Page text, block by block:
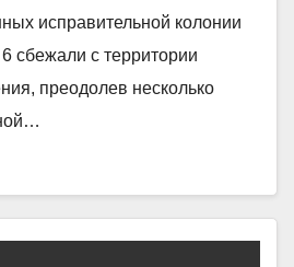
исправительной колонии
сбежали с территории
преодолев несколько